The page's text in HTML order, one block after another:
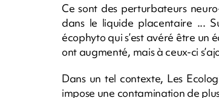
Ce sont des perturbateurs
dans le liquide placentaire ...
écophyto qui s’est avéré être un
ont augmenté, mais à ceux-ci
Dans un tel contexte, Les
impose une contamination de